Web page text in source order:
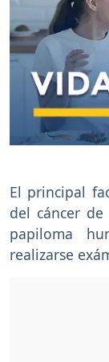
El principal
del cáncer
papiloma
realizarse